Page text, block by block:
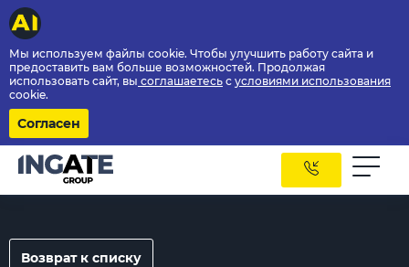
Мы используем файлы cookie. Чтобы улучшить работу сайта и
предоставить вам больше возможностей. Продолжая
использовать сайт, вы соглашаетесь с условиями использования
cookie.
Согласен
Возврат к списку